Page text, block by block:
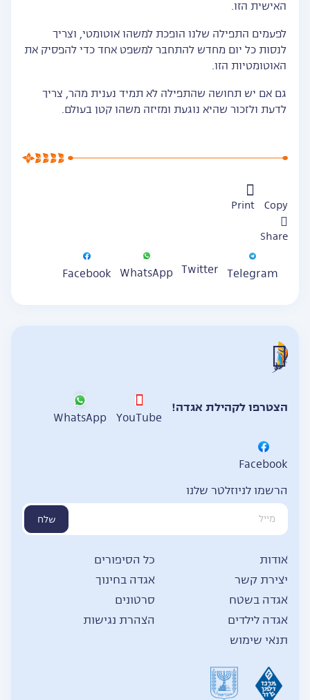
האישית הזו.
לפעמים התפילה שלנו הופכת למשהו אוטומטי, וצריך
לנסות כל יום מחדש להתחבר למשפט אחד כדי להפסיק את
האוטומטיות הזו.
גם אם יש תחושה שהתפילה לא תמיד נענית מהר, צריך
לדעת ולזכור שהיא נוגעת ומזיזה משהו קטן בעולם.
Copy
Print
Share
Telegram
Twitter
WhatsApp
Facebook
הצטרפו לקהילת אגדה!
YouTube
WhatsApp
Facebook
הרשמו לניוזלטר שלנו
שלח
אודות
כל הסיפורים
יצירת קשר
הצהרת נגישות
אגדה בחינוך
אגדה בשטח
תנאי שימוש
סרטונים
אגדה לילדים